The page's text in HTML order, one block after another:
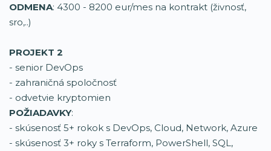
ODMENA: 4300 - 8200 eur/mes na kontrakt (živnosť,
sro,..)
PROJEKT 2
- senior DevOps
- zahraničná spoločnosť
- odvetvie kryptomien
POŽIADAVKY:
- skúsenosť 5+ rokok s DevOps, Cloud, Network, Azure
- skúsenosť 3+ roky s Terraform, PowerShell, SQL,